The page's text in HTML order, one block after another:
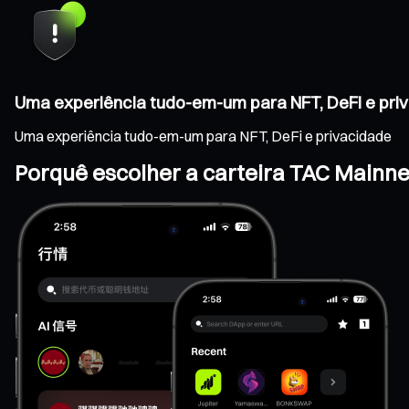
Uma experiência tudo-em-um para NFT, DeFi e
Uma experiência tudo-em-um para NFT, DeFi e privacidade
Porquê escolher a carteira TAC